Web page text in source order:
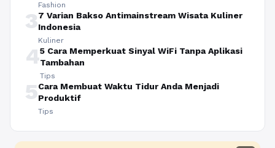
Fashion
37 Varian Bakso Antimainstream Wisata Kuliner
Indonesia
Kuliner
45 Cara Memperkuat Sinyal WiFi Tanpa Aplikasi
Tambahan
Tips
5Cara Membuat Waktu Tidur Anda Menjadi
Produktif
Tips